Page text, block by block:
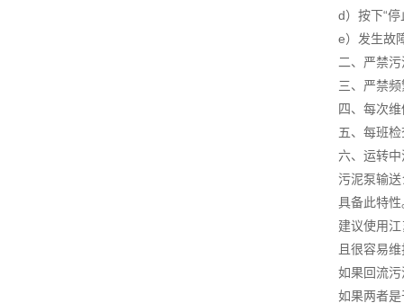
d）按下“
e）发生故
二、严禁
三、严禁
四、每次
五、每班
六、运转
污泥泵输
具备此特性
建议使用
且很容易
如果回流
如果两者